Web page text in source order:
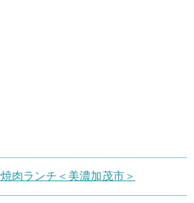
肉ランチ＜美濃加茂市＞